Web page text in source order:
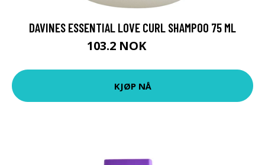
DAVINES ESSENTIAL LOVE CURL SHAMPOO 75 ML
103.2 NOK
KJØP NÅ